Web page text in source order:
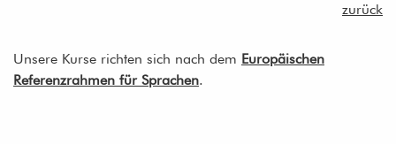
zurück
Unsere Kurse richten sich nach dem Europäischen
Referenzrahmen für Sprachen.